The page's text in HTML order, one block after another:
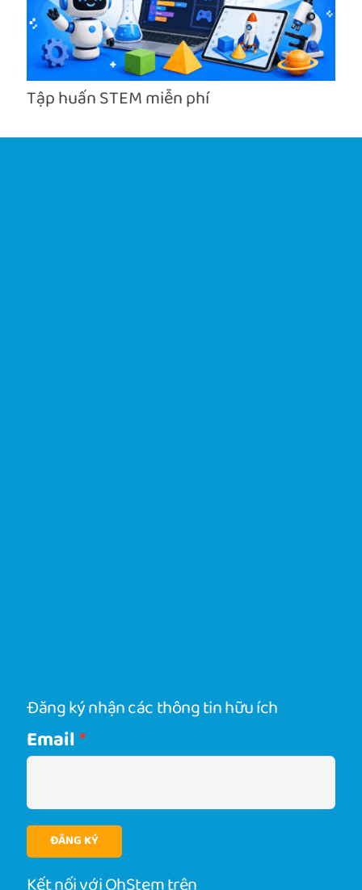
Tập huấn STEM miễn phí
Đăng ký nhận các thông tin hữu ích
Email
ĐĂNG KÝ